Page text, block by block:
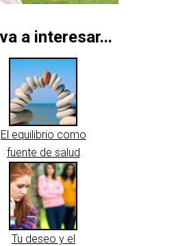
a interesar...
El equilibrio como
fuente de salud
Tu deseo y el